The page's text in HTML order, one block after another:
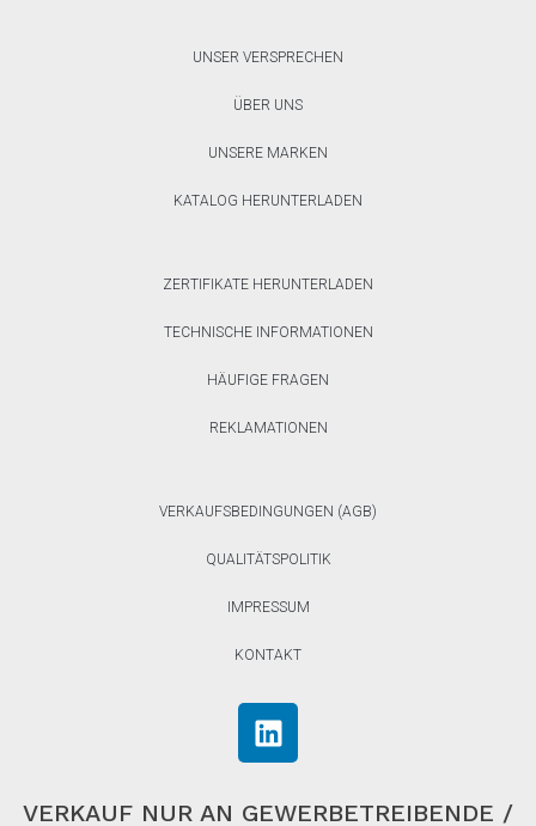
UNSER VERSPRECHEN
ÜBER UNS
UNSERE MARKEN
KATALOG HERUNTERLADEN
ZERTIFIKATE HERUNTERLADEN
TECHNISCHE INFORMATIONEN
HÄUFIGE FRAGEN
REKLAMATIONEN
VERKAUFSBEDINGUNGEN (AGB)
QUALITÄTSPOLITIK
IMPRESSUM
KONTAKT
VERKAUF NUR AN GEWERBETREIBENDE /